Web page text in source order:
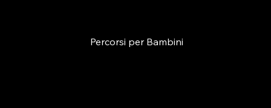
Percorsi per Bambini